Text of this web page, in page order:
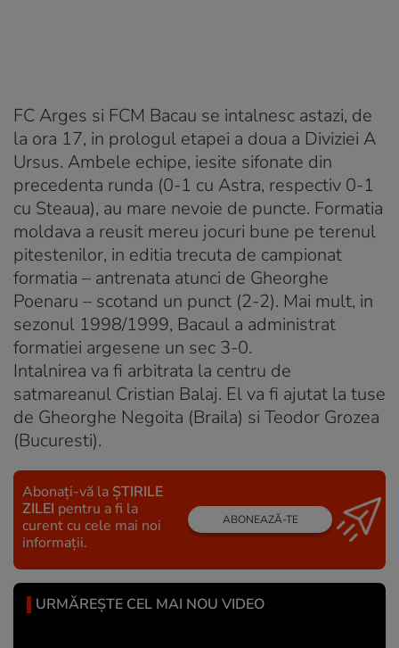
FC Arges si FCM Bacau se intalnesc astazi, de
la ora 17, in prologul etapei a doua a Diviziei A
Ursus. Ambele echipe, iesite sifonate din
precedenta runda (0-1 cu Astra, respectiv 0-1
cu Steaua), au mare nevoie de puncte. Formatia
moldava a reusit mereu jocuri bune pe terenul
pitestenilor, in editia trecuta de campionat
formatia – antrenata atunci de Gheorghe
Poenaru – scotand un punct (2-2). Mai mult, in
sezonul 1998/1999, Bacaul a administrat
formatiei argesene un sec 3-0.
Intalnirea va fi arbitrata la centru de
satmareanul Cristian Balaj. El va fi ajutat la tuse
de Gheorghe Negoita (Braila) si Teodor Grozea
(Bucuresti).
Abonați-vă la ȘTIRILE
ZILEI pentru a fi la
curent cu cele mai noi
informații.
ABONEAZĂ-TE
URMĂREȘTE CEL MAI NOU VIDEO